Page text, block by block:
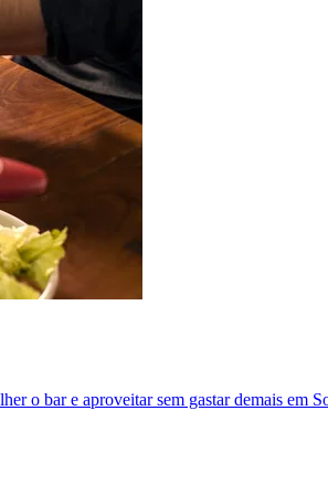
o bar e aproveitar sem gastar demais em